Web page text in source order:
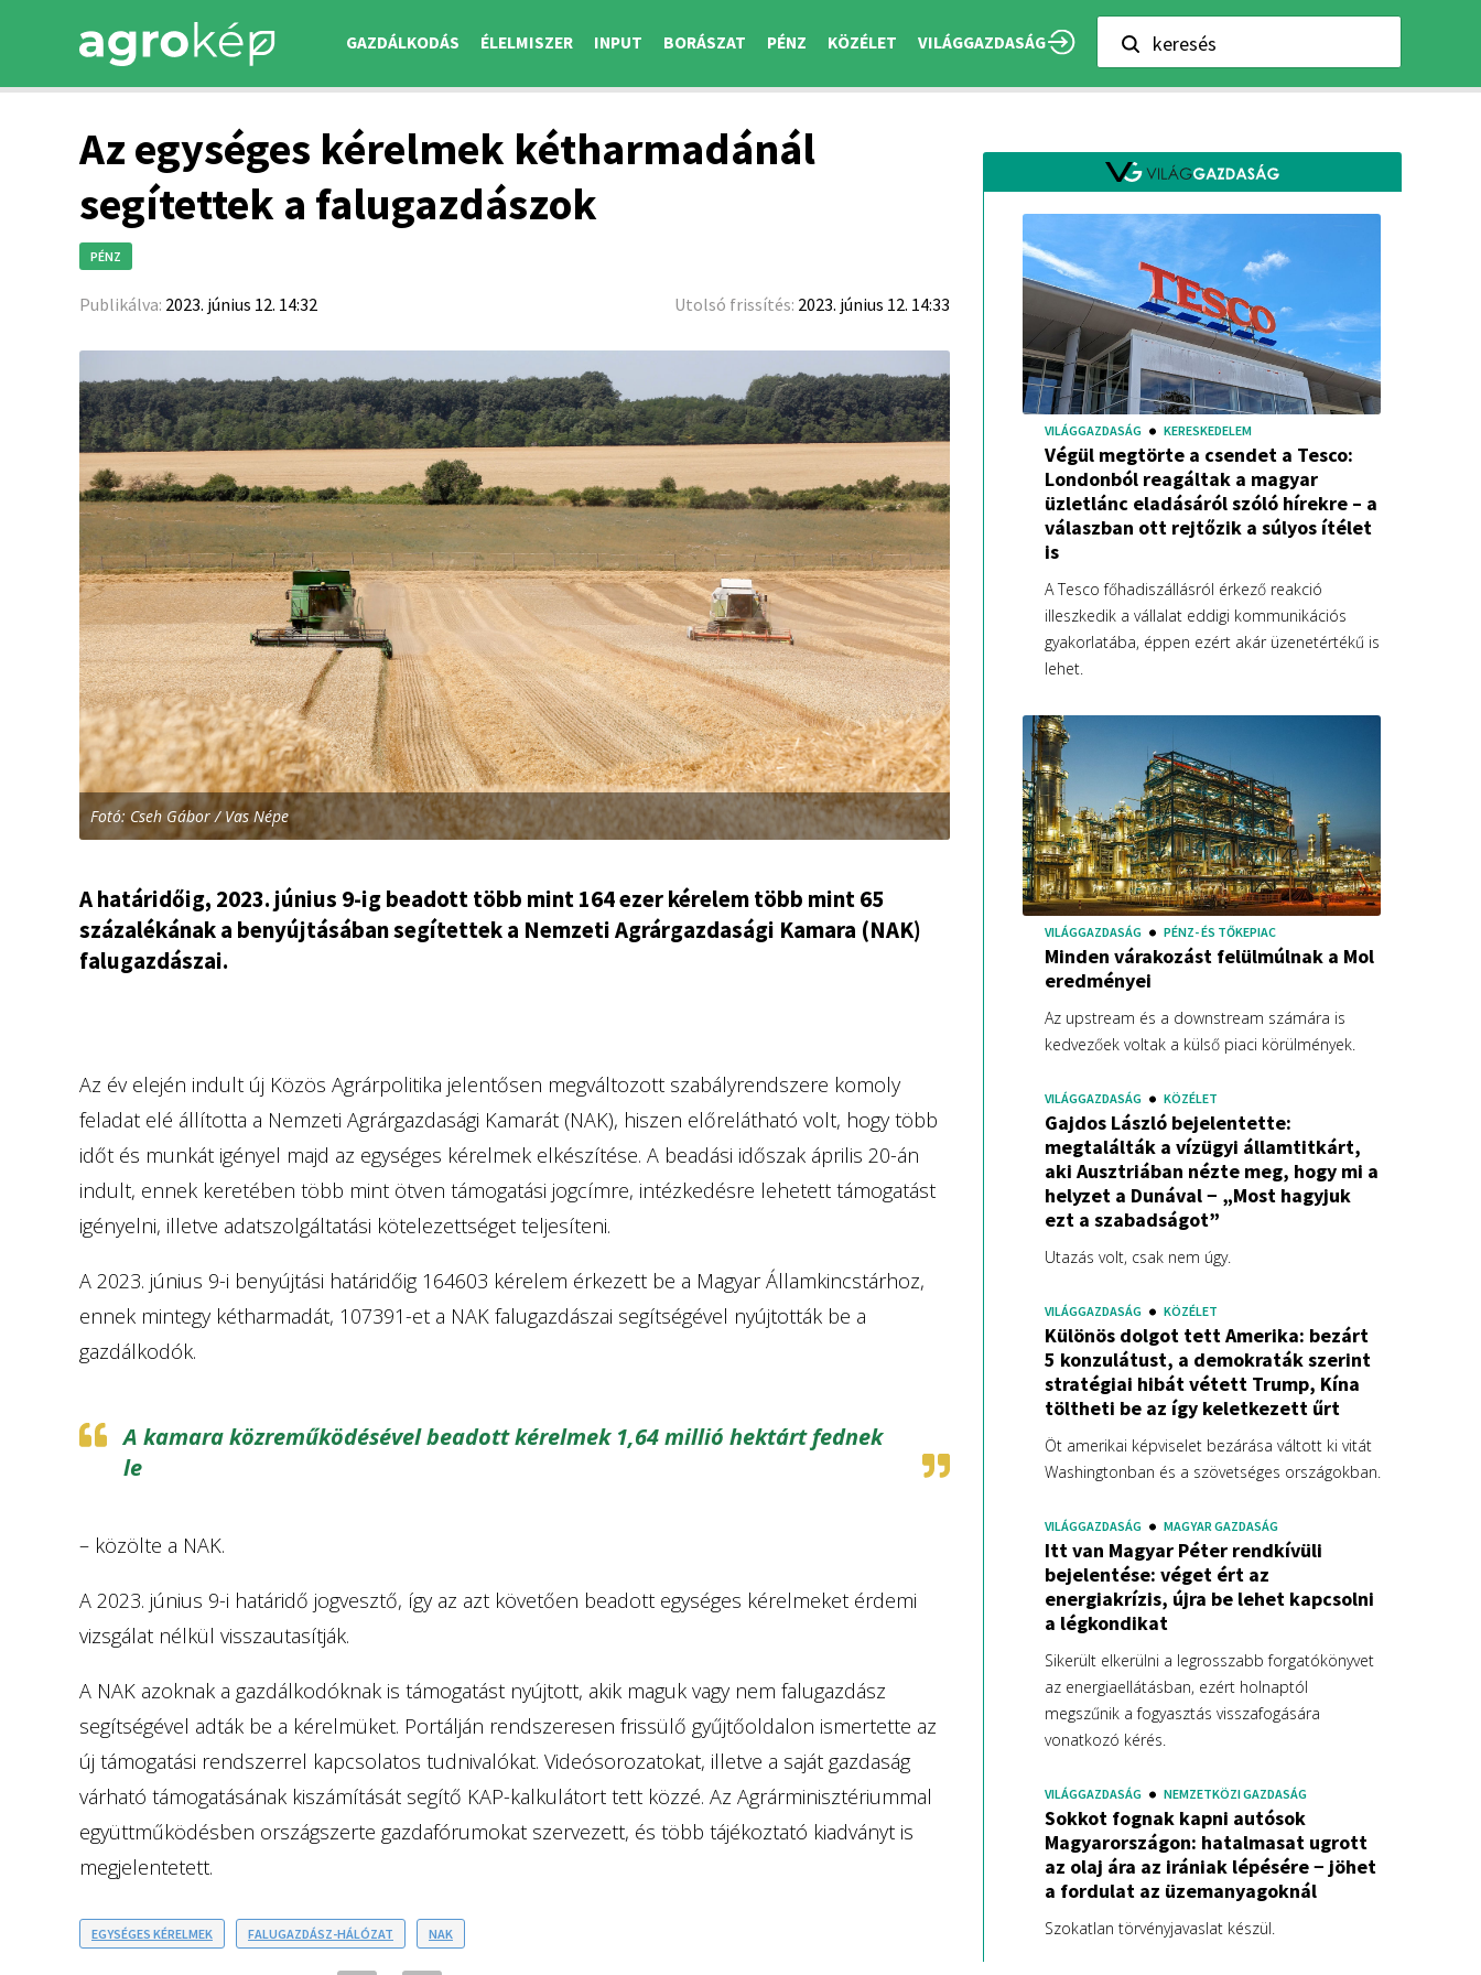
GAZDÁLKODÁS ÉLELMISZER INPUT BORÁSZAT PÉNZ KÖZÉLET VILÁGGAZDASÁG keresés
Az egységes kérelmek kétharmadánál
segítettek a falugazdászok
PÉNZ
Publikálva: 2023. június 12. 14:32 Utolsó frissítés: 2023. június 12. 14:33
Fotó: Cseh Gábor / Vas Népe
A határidőig, 2023. június 9-ig beadott több mint 164 ezer kérelem több mint 65
százalékának a benyújtásában segítettek a Nemzeti Agrárgazdasági Kamara (NAK)
falugazdászai.
Az év elején indult új Közös Agrárpolitika jelentősen megváltozott szabályrendszere komoly
feladat elé állította a Nemzeti Agrárgazdasági Kamarát (NAK), hiszen előrelátható volt, hogy több
időt és munkát igényel majd az egységes kérelmek elkészítése. A beadási időszak április 20-án
indult, ennek keretében több mint ötven támogatási jogcímre, intézkedésre lehetett támogatást
igényelni, illetve adatszolgáltatási kötelezettséget teljesíteni.
A 2023. június 9-i benyújtási határidőig 164603 kérelem érkezett be a Magyar Államkincstárhoz,
ennek mintegy kétharmadát, 107391-et a NAK falugazdászai segítségével nyújtották be a
gazdálkodók.
A kamara közreműködésével beadott kérelmek 1,64 millió hektárt fednek
le
– közölte a NAK.
A 2023. június 9-i határidő jogvesztő, így az azt követően beadott egységes kérelmeket érdemi
vizsgálat nélkül visszautasítják.
A NAK azoknak a gazdálkodóknak is támogatást nyújtott, akik maguk vagy nem falugazdász
segítségével adták be a kérelmüket. Portálján rendszeresen frissülő gyűjtőoldalon ismertette az
új támogatási rendszerrel kapcsolatos tudnivalókat. Videósorozatokat, illetve a saját gazdaság
várható támogatásának kiszámítását segítő KAP-kalkulátort tett közzé. Az Agrárminisztériummal
együttműködésben országszerte gazdafórumokat szervezett, és több tájékoztató kiadványt is
megjelentetett.
EGYSÉGES KÉRELMEK FALUGAZDÁSZ-HÁLÓZAT NAK
VILÁGGAZDASÁG KERESKEDELEM
Végül megtörte a csendet a Tesco:
Londonból reagáltak a magyar
üzletlánc eladásáról szóló hírekre – a
válaszban ott rejtőzik a súlyos ítélet
is
A Tesco főhadiszállásról érkező reakció
illeszkedik a vállalat eddigi kommunikációs
gyakorlatába, éppen ezért akár üzenetértékű is
lehet.
VILÁGGAZDASÁG PÉNZ- ÉS TŐKEPIAC
Minden várakozást felülmúlnak a Mol
eredményei
Az upstream és a downstream számára is
kedvezőek voltak a külső piaci körülmények.
VILÁGGAZDASÁG KÖZÉLET
Gajdos László bejelentette:
megtalálták a vízügyi államtitkárt,
aki Ausztriában nézte meg, hogy mi a
helyzet a Dunával − „Most hagyjuk
ezt a szabadságot”
Utazás volt, csak nem úgy.
VILÁGGAZDASÁG KÖZÉLET
Különös dolgot tett Amerika: bezárt
5 konzulátust, a demokraták szerint
stratégiai hibát vétett Trump, Kína
töltheti be az így keletkezett űrt
Öt amerikai képviselet bezárása váltott ki vitát
Washingtonban és a szövetséges országokban.
VILÁGGAZDASÁG MAGYAR GAZDASÁG
Itt van Magyar Péter rendkívüli
bejelentése: véget ért az
energiakrízis, újra be lehet kapcsolni
a légkondikat
Sikerült elkerülni a legrosszabb forgatókönyvet
az energiaellátásban, ezért holnaptól
megszűnik a fogyasztás visszafogására
vonatkozó kérés.
VILÁGGAZDASÁG NEMZETKÖZI GAZDASÁG
Sokkot fognak kapni autósok
Magyarországon: hatalmasat ugrott
az olaj ára az irániak lépésére − jöhet
a fordulat az üzemanyagoknál
Szokatlan törvényjavaslat készül.